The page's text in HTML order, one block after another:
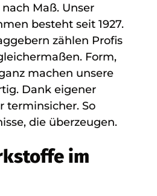
Maß. Unser
besteht seit 1927.
zählen Profis
Form,
machen unsere
Dank eigener
terminsicher. So
die überzeugen.
im